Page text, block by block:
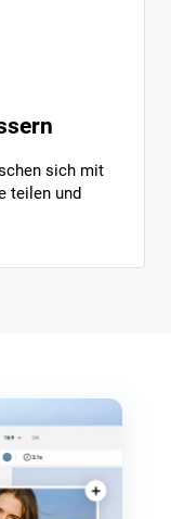
sich mit
teilen und